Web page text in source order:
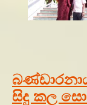
සිදු කල